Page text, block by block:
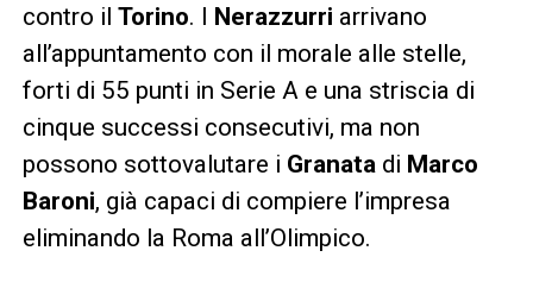
contro il Torino. I Nerazzurri arrivano
all’appuntamento con il morale alle stelle,
forti di 55 punti in Serie A e una striscia di
cinque successi consecutivi, ma non
possono sottovalutare i Granata di Marco
Baroni, già capaci di compiere l’impresa
eliminando la Roma all’Olimpico.